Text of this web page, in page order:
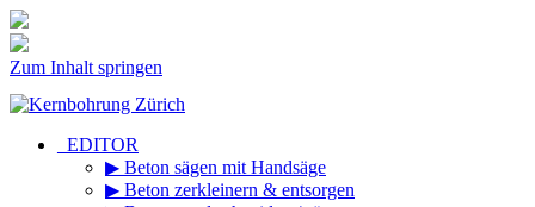
Zum Inhalt springen
_EDITOR
▶ Beton sägen mit Handsäge
▶ Beton zerkleinern & entsorgen